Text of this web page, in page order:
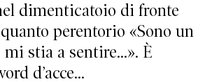
dimenticatoio di fronte
perentorio «Sono un
mi stia a sentire...». È
d’acce...